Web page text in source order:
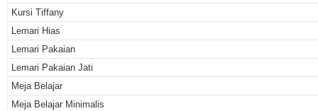
Kursi Tiffany
Lemari Hias
Lemari Pakaian
Lemari Pakaian Jati
Meja Belajar
Meja Belajar Minimalis